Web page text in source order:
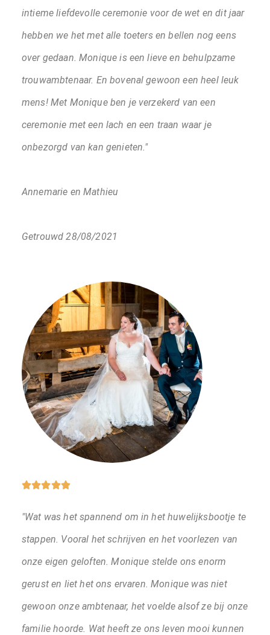
intieme liefdevolle ceremonie voor de wet en dit jaar
hebben we het met alle toeters en bellen nog eens
over gedaan. Monique is een lieve en behulpzame
trouwambtenaar. En bovenal gewoon een heel leuk
mens! Met Monique ben je verzekerd van een
ceremonie met een lach en een traan waar je
onbezorgd van kan genieten."
Annemarie en Mathieu
Getrouwd 28/08/2021

"Wat was het spannend om in het huwelijksbootje te
stappen. Vooral het schrijven en het voorlezen van
onze eigen geloften. Monique stelde ons enorm
gerust en liet het ons ervaren. Monique was niet
gewoon onze ambtenaar, het voelde alsof ze bij onze
familie hoorde. Wat heeft ze ons leven mooi kunnen